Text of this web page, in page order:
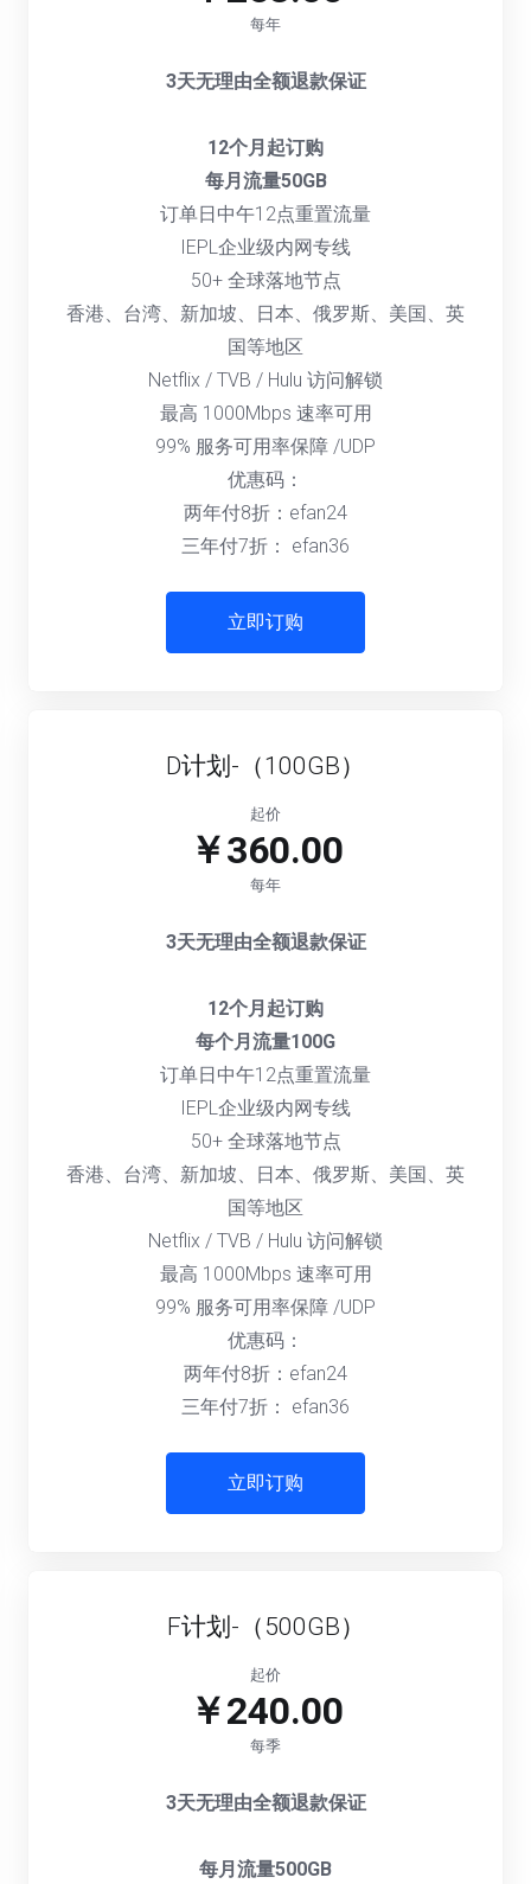
每年
3天无理由全额退款保证
12个月起订购
每月流量50GB
订单日中午12点重置流量
IEPL企业级内网专线
50+ 全球落地节点
香港、台湾、新加坡、日本、俄罗斯、美国、英
国等地区
Netflix / TVB / Hulu 访问解锁
最高 1000Mbps 速率可用
99% 服务可用率保障 /UDP
优惠码：
两年付8折：efan24
三年付7折： efan36
立即订购
D计划-（100GB）
起价
￥360.00
每年
3天无理由全额退款保证
12个月起订购
每个月流量100G
订单日中午12点重置流量
IEPL企业级内网专线
50+ 全球落地节点
香港、台湾、新加坡、日本、俄罗斯、美国、英
国等地区
Netflix / TVB / Hulu 访问解锁
最高 1000Mbps 速率可用
99% 服务可用率保障 /UDP
优惠码：
两年付8折：efan24
三年付7折： efan36
立即订购
F计划-（500GB）
起价
￥240.00
每季
3天无理由全额退款保证
每月流量500GB